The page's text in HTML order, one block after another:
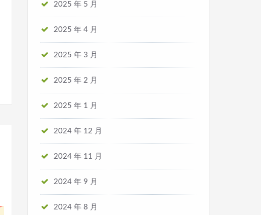
2025 年 5 月
2025 年 4 月
2025 年 3 月
2025 年 2 月
2025 年 1 月
2024 年 12 月
2024 年 11 月
2024 年 9 月
2024 年 8 月